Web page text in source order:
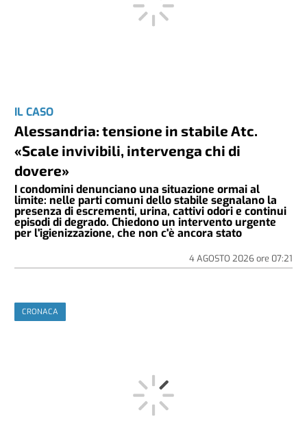
IL CASO
Alessandria: tensione in stabile Atc.
«Scale invivibili, intervenga chi di
dovere»
I condomini denunciano una situazione ormai al
limite: nelle parti comuni dello stabile segnalano la
presenza di escrementi, urina, cattivi odori e continui
episodi di degrado. Chiedono un intervento urgente
per l'igienizzazione, che non c'è ancora stato
4 AGOSTO 2026ore 07:21
CRONACA